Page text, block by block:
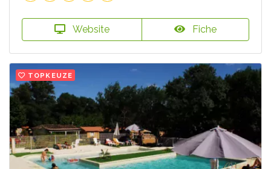
Website Fiche
TOPKEUZE